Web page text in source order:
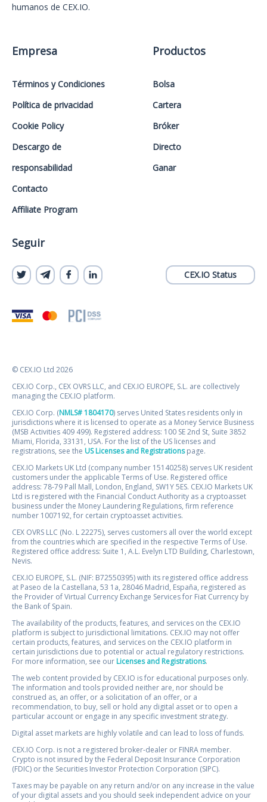
humanos de CEX.IO.
Empresa
Términos y Condiciones
Política de privacidad
Cookie Policy
Descargo de
responsabilidad
Contacto
Affiliate Program
Productos
Bolsa
Cartera
Bróker
Directo
Ganar
Seguir
CEX.IO Status
© CEX.IO Ltd 2026
CEX.IO Corp., CEX OVRS LLC, and CEX.IO EUROPE, S.L. are collectively
managing the CEX.IO platform.
CEX.IO Corp. (NMLS# 1804170) serves United States residents only in
jurisdictions where it is licensed to operate as a Money Service Business
(MSB Activities 409 499). Registered address: 100 SE 2nd St, Suite 3852
Miami, Florida, 33131, USA. For the list of the US licenses and
registrations, see the US Licenses and Registrationspage.
CEX.IO Markets UK Ltd (company number 15140258) serves UK resident
customers under the applicable Terms of Use. Registered office
address: 78-79 Pall Mall, London, England, SW1Y 5ES. CEX.IO Markets UK
Ltd is registered with the Financial Conduct Authority as a cryptoasset
business under the Money Laundering Regulations, firm reference
number 1007192, for certain cryptoasset activities.
CEX OVRS LLC (No. L 22275), serves customers all over the world except
from the countries which are specified in the respective Terms of Use.
Registered office address: Suite 1, A.L. Evelyn LTD Building, Charlestown,
Nevis.
CEX.IO EUROPE, S.L. (NIF: B72550395) with its registered office address
at Paseo de la Castellana, 53 1a, 28046 Madrid, España, registered as
the Provider of Virtual Currency Exchange Services for Fiat Currency by
the Bank of Spain.
The availability of the products, features, and services on the CEX.IO
platform is subject to jurisdictional limitations. CEX.IO may not offer
certain products, features, and services on the CEX.IO platform in
certain jurisdictions due to potential or actual regulatory restrictions.
For more information, see our Licenses and Registrations.
The web content provided by CEX.IO is for educational purposes only.
The information and tools provided neither are, nor should be
construed as, an offer, or a solicitation of an offer, or a
recommendation, to buy, sell or hold any digital asset or to open a
particular account or engage in any specific investment strategy.
Digital asset markets are highly volatile and can lead to loss of funds.
CEX.IO Corp. is not a registered broker-dealer or FINRA member.
Crypto is not insured by the Federal Deposit Insurance Corporation
(FDIC) or the Securities Investor Protection Corporation (SIPC).
Taxes may be payable on any return and/or on any increase in the value
of your digital assets and you should seek independent advice on your